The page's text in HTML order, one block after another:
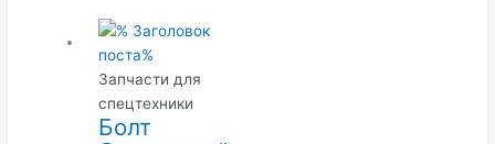
Запчасти для
спецтехники
Болт